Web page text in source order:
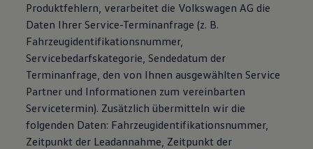
Produktfehlern, verarbeitet die Volkswagen AG die
Daten Ihrer Service-Terminanfrage (z. B.
Fahrzeugidentifikationsnummer,
Servicebedarfskategorie, Sendedatum der
Terminanfrage, den von Ihnen ausgewählten Service
Partner und Informationen zum vereinbarten
Servicetermin). Zusätzlich übermitteln wir die
folgenden Daten: Fahrzeugidentifikationsnummer,
Zeitpunkt der Leadannahme, Zeitpunkt der